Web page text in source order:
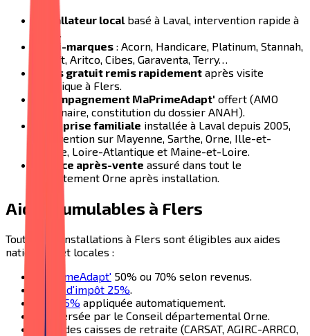
Installateur localbasé à Laval, intervention rapide à
.
Multi-marques : Acorn, Handicare, Platinum, Stannah,
Otolift, Aritco, Cibes, Garaventa, Terry…
Devis gratuit remis rapidement après visite
technique à Flers.
Accompagnement MaPrimeAdapt' offert (AMO
partenaire, constitution du dossier ANAH).
Entreprise familiale installée à Laval depuis 2005,
intervention sur Mayenne, Sarthe, Orne, Ille-et-
Vilaine, Loire-Atlantique et Maine-et-Loire.
Service après-vente assuré dans tout le
département Orne après installation.
Aides cumulables à Flers
Toutes nos installations à Flers sont éligibles aux aides
nationales et locales :
MaPrimeAdapt' 50% ou 70% selon revenus.
Crédit d'impôt 25%.
TVA 5,5% appliquée automatiquement.
APA versée par le Conseil départemental Orne.
Aides des caisses de retraite (CARSAT, AGIRC-ARRCO,